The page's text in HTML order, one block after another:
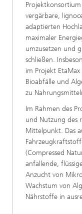
vergärbare,
adaptierten
maximaler
umzusetzen und
schließen.
im Projekt
Bioabfälle und
zu
Im Rahmen des
und Nutzung des
Mittelpunkt. Das
(Compressed
anfallende,
Anzucht von
Wachstum von
Nährstoffe in